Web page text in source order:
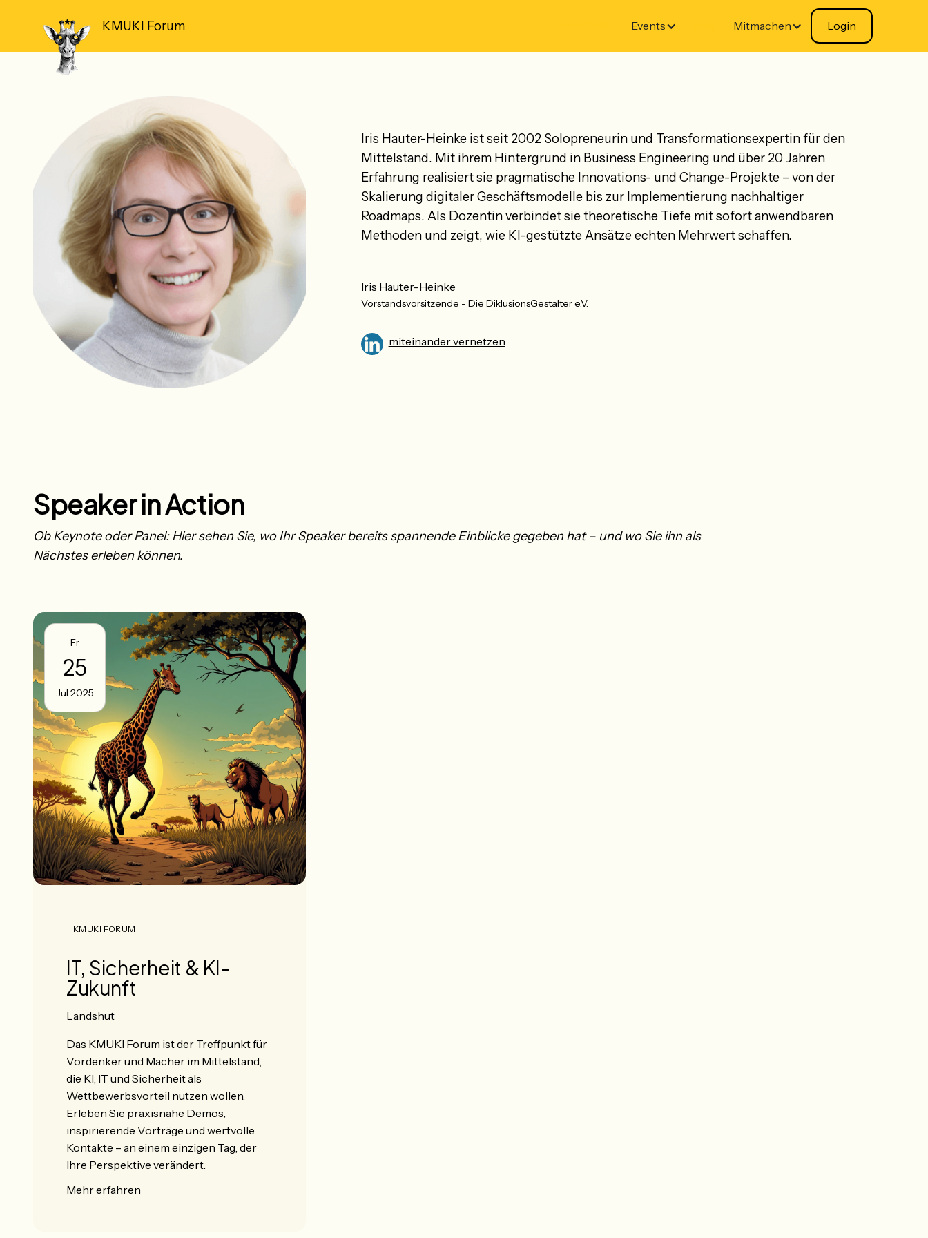
KMUKI Forum Events Mitmachen Login
Iris Hauter-Heinke ist seit 2002 Solopreneurin und Transformations­expertin für den
Mittelstand. Mit ihrem Hintergrund in Business Engineering und über 20 Jahren
Erfahrung realisiert sie pragmatische Innovations- und Change-Projekte – von der
Skalierung digitaler Geschäftsmodelle bis zur Implementierung nachhaltiger
Roadmaps. Als Dozentin verbindet sie theoretische Tiefe mit sofort anwendbaren
Methoden und zeigt, wie KI-gestützte Ansätze echten Mehrwert schaffen.
Iris Hauter-Heinke
Vorstandsvorsitzende - Die DiklusionsGestalter e.V.
miteinander vernetzen
Speaker in Action
Ob Keynote oder Panel: Hier sehen Sie, wo Ihr Speaker bereits spannende Einblicke gegeben hat – und wo Sie ihn als
Nächstes erleben können.
Fr
25
Jul 2025
KMUKI FORUM
IT, Sicherheit & KI-
Zukunft
Landshut
Das KMUKI Forum ist der Treffpunkt für
Vordenker und Macher im Mittelstand,
die KI, IT und Sicherheit als
Wettbewerbsvorteil nutzen wollen.
Erleben Sie praxisnahe Demos,
inspirierende Vorträge und wertvolle
Kontakte – an einem einzigen Tag, der
Ihre Perspektive verändert.
Mehr erfahren